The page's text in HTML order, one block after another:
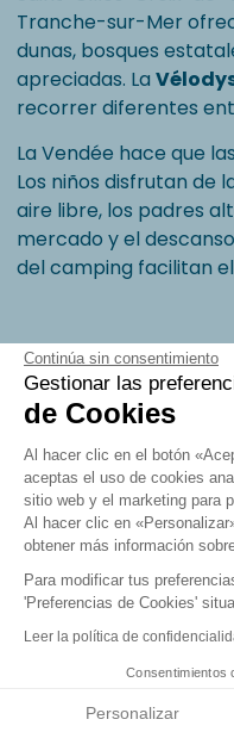
Continúa sin consentimiento
Gestionar las
de Cookies
Al hacer clic en el botón
aceptas el uso de cookies
sitio web y el marketing para
Al hacer clic en
obtener más información
Para modificar tus
'Preferencias de Cookies'
Leer la política de
Consentimientos
Personalizar
Ver
Tranche-sur-Mer
dunas, bosques
apreciadas. La
recorrer diferentes
La Vendée hace que
Los niños disfrutan de
aire libre, los padres
mercado y el
del camping facilitan
Las Landas y
del océano,
cultura